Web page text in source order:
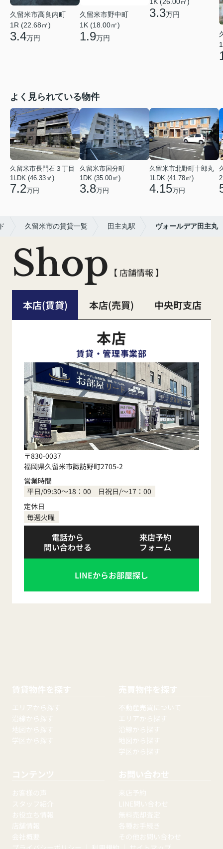
久留米市高良内町
1R (22.68㎡)
3.4万円
久留米市野中町
1K (18.00㎡)
1.9万円
3.3万円
よく見られている物件
久留米市長門石３丁目
1LDK (46.33㎡)
7.2万円
久留米市国分町
1DK (35.00㎡)
3.8万円
久留米市北野町十郎丸
1LDK (41.78㎡)
4.15万円
久留米市の賃貸一覧 田主丸駅 ヴォールデア田主丸
Shop 【 店舗情報 】
本店(賃貸) 本店(売買) 中央町支店
本店
賃貸・管理事業部
〒830-0037
福岡県久留米市諏訪野町2705-2
営業時間
平日/09:30～18：00 日祝日/～17：00
定休日
毎週火曜
電話から
問い合わせる
来店予約
フォーム
LINEからお部屋探し
賃貸物件を探す
エリアから探す
沿線から探す
地図から探す
学区から探す
売買物件を探す
不動産売買について
エリアから探す
沿線から探す
地図から探す
学区から探す
コンテンツ
お客様の声
スタッフ紹介
お役立ち情報
店舗情報
会社概要
お問い合わせ
来店予約
LINE問い合わせ
無料売却査定
各種お手続き
その他お問い合わせ